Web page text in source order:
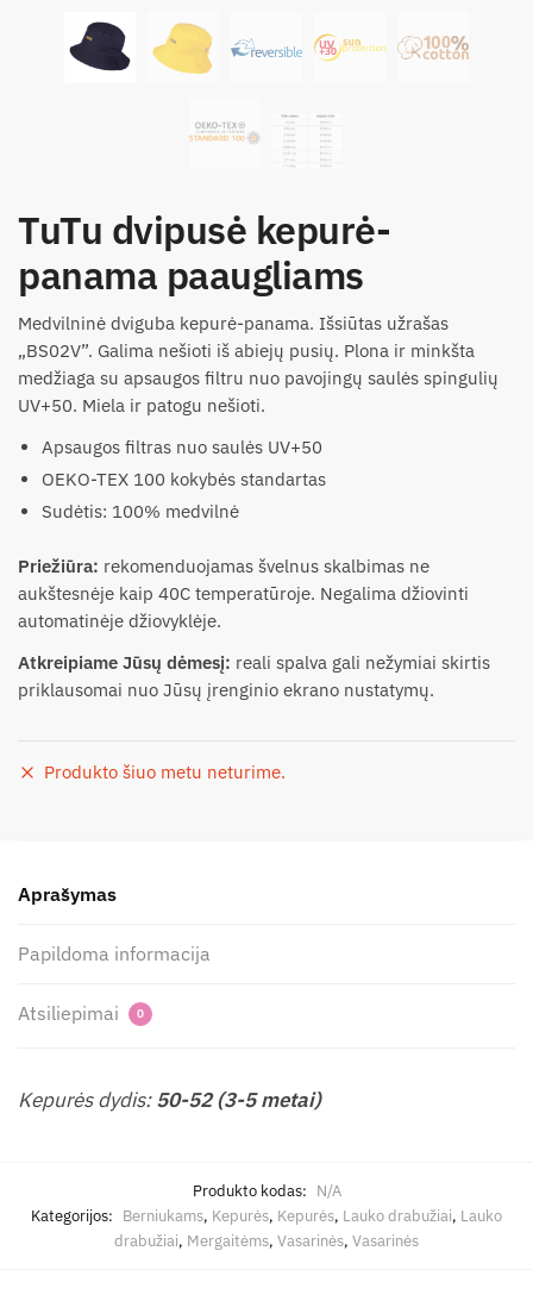
TuTu dvipusė kepurė-
panama paaugliams
Medvilninė dviguba kepurė-panama. Išsiūtas užrašas
„BS02V”. Galima nešioti iš abiejų pusių. Plona ir minkšta
medžiaga su apsaugos filtru nuo pavojingų saulės spingulių
UV+50. Miela ir patogu nešioti.
Apsaugos filtras nuo saulės UV+50
OEKO-TEX 100 kokybės standartas
Sudėtis: 100% medvilnė
Priežiūra: rekomenduojamas švelnus skalbimas ne
aukštesnėje kaip 40C temperatūroje. Negalima džiovinti
automatinėje džiovyklėje.
Atkreipiame Jūsų dėmesį: reali spalva gali nežymiai skirtis
priklausomai nuo Jūsų įrenginio ekrano nustatymų.
Produkto šiuo metu neturime.
Aprašymas
Papildoma informacija
Atsiliepimai 0
Kepurės dydis:50-52 (3-5 metai)
Produkto kodas: N/A
Kategorijos: Berniukams, Kepurės, Kepurės, Lauko drabužiai, Lauko
drabužiai, Mergaitėms, Vasarinės, Vasarinės